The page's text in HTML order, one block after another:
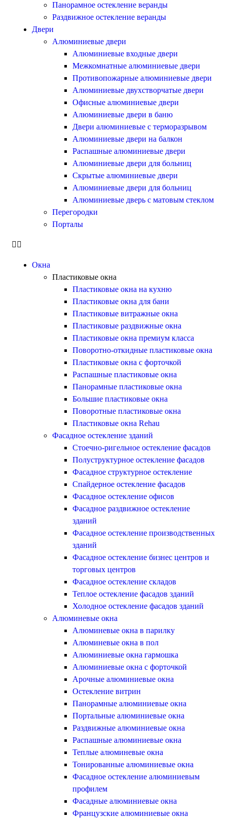
Панорамное остекление веранды
Раздвижное остекление веранды
Двери
Алюминиевые двери
Алюминиевые входные двери
Межкомнатные алюминиевые двери
Противопожарные алюминиевые двери
Алюминиевые двухстворчатые двери
Офисные алюминиевые двери
Алюминиевые двери в баню
Двери алюминиевые с терморазрывом
Алюминиевые двери на балкон
Распашные алюминиевые двери
Алюминиевые двери для больниц
Скрытые алюминиевые двери
Алюминиевые двери для больниц
Алюминиевые дверь с матовым стеклом
Перегородки
Порталы
Окна
Пластиковые окна
Пластиковые окна на кухню
Пластиковые окна для бани
Пластиковые витражные окна
Пластиковые раздвижные окна
Пластиковые окна премиум класса
Поворотно-откидные пластиковые окна
Пластиковые окна с форточкой
Распашные пластиковые окна
Панорамные пластиковые окна
Большие пластиковые окна
Поворотные пластиковые окна
Пластиковые окна Rehau
Фасадное остекление зданий
Стоечно-ригельное остекление фасадов
Полуструктурное остекление фасадов
Фасадное структурное остекление
Спайдерное остекление фасадов
Фасадное остекление офисов
Фасадное раздвижное остекление
зданий
Фасадное остекление производственных
зданий
Фасадное остекление бизнес центров и
торговых центров
Фасадное остекление складов
Теплое остекление фасадов зданий
Холодное остекление фасадов зданий
Алюминевые окна
Алюминевые окна в парилку
Алюминевые окна в пол
Алюминиевые окна гармошка
Алюминиевые окна с форточкой
Арочные алюминиевые окна
Остекление витрин
Панорамные алюминиевые окна
Портальные алюминиевые окна
Раздвижные алюминиевые окна
Распашные алюминиевые окна
Теплые алюминевые окна
Тонированные алюминиевые окна
Фасадное остекление алюминиевым
профилем
Фасадные алюминиевые окна
Французские алюминиевые окна